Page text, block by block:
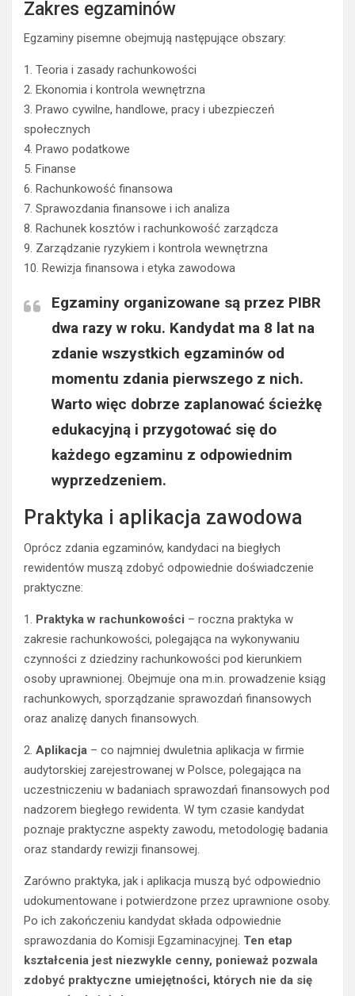
Zakres egzaminów
Egzaminy pisemne obejmują następujące obszary:
1. Teoria i zasady rachunkowości
2. Ekonomia i kontrola wewnętrzna
3. Prawo cywilne, handlowe, pracy i ubezpieczeń
społecznych
4. Prawo podatkowe
5. Finanse
6. Rachunkowość finansowa
7. Sprawozdania finansowe i ich analiza
8. Rachunek kosztów i rachunkowość zarządcza
9. Zarządzanie ryzykiem i kontrola wewnętrzna
10. Rewizja finansowa i etyka zawodowa
Egzaminy organizowane są przez PIBR
dwa razy w roku. Kandydat ma 8 lat na
zdanie wszystkich egzaminów od
momentu zdania pierwszego z nich.
Warto więc dobrze zaplanować ścieżkę
edukacyjną i przygotować się do
każdego egzaminu z odpowiednim
wyprzedzeniem.
Praktyka i aplikacja zawodowa
Oprócz zdania egzaminów, kandydaci na biegłych
rewidentów muszą zdobyć odpowiednie doświadczenie
praktyczne:
1. Praktyka w rachunkowości – roczna praktyka w
zakresie rachunkowości, polegająca na wykonywaniu
czynności z dziedziny rachunkowości pod kierunkiem
osoby uprawnionej. Obejmuje ona m.in. prowadzenie ksiąg
rachunkowych, sporządzanie sprawozdań finansowych
oraz analizę danych finansowych.
2. Aplikacja – co najmniej dwuletnia aplikacja w firmie
audytorskiej zarejestrowanej w Polsce, polegająca na
uczestniczeniu w badaniach sprawozdań finansowych pod
nadzorem biegłego rewidenta. W tym czasie kandydat
poznaje praktyczne aspekty zawodu, metodologię badania
oraz standardy rewizji finansowej.
Zarówno praktyka, jak i aplikacja muszą być odpowiednio
udokumentowane i potwierdzone przez uprawnione osoby.
Po ich zakończeniu kandydat składa odpowiednie
sprawozdania do Komisji Egzaminacyjnej. Ten etap
kształcenia jest niezwykle cenny, ponieważ pozwala
zdobyć praktyczne umiejętności, których nie da się